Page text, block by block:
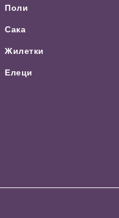
Поли
Сака
Жилетки
Елеци